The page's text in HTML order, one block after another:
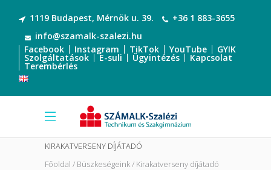
1119 Budapest, Mérnök u. 39.
+36 1 883-3655
info@szamalk-szalezi.hu
Facebook
Instagram TikTok YouTube GYIK
Szolgáltatások E-suli Ügyintézés Kapcsolat
Terembérlés
KIRAKATVERSENY DÍJÁTADÓ
Főoldal Büszkeségeink Kirakatverseny díjátadó